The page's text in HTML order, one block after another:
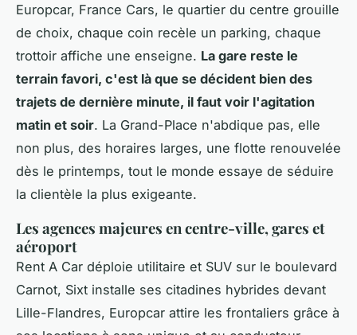
Europcar, France Cars, le quartier du centre grouille
de choix, chaque coin recèle un parking, chaque
trottoir affiche une enseigne. La gare reste le
terrain favori, c'est là que se décident bien des
trajets de dernière minute, il faut voir l'agitation
matin et soir. La Grand-Place n'abdique pas, elle
non plus, des horaires larges, une flotte renouvelée
dès le printemps, tout le monde essaye de séduire
la clientèle la plus exigeante.
Les agences majeures en centre-ville, gares et
aéroport
Rent A Car déploie utilitaire et SUV sur le boulevard
Carnot, Sixt installe ses citadines hybrides devant
Lille-Flandres, Europcar attire les frontaliers grâce à